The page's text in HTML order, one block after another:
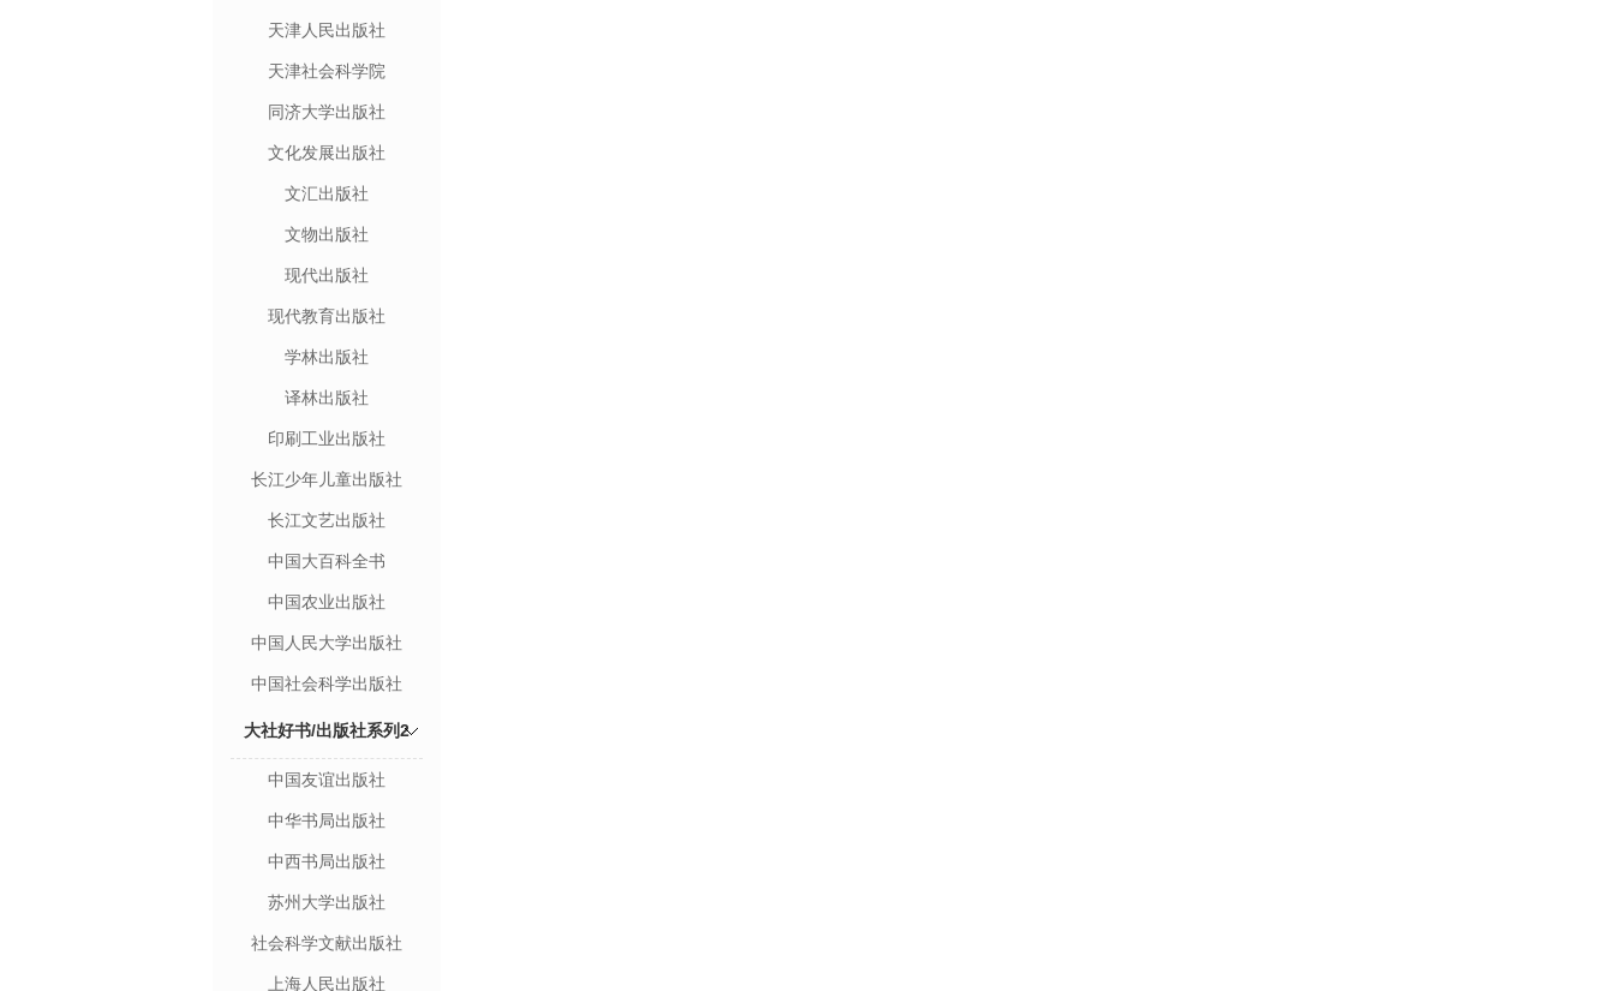
天津人民出版社
天津社会科学院
同济大学出版社
文化发展出版社
文汇出版社
文物出版社
现代出版社
现代教育出版社
学林出版社
译林出版社
印刷工业出版社
长江少年儿童出版社
长江文艺出版社
中国大百科全书
中国农业出版社
中国人民大学出版社
中国社会科学出版社
大社好书/出版社系列2
中国友谊出版社
中华书局出版社
中西书局出版社
苏州大学出版社
社会科学文献出版社
上海人民出版社